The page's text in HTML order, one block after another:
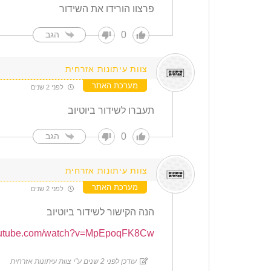
פרצוו הורידו את השידור
0 הגב
צוות עיתונות אזרחית
מערכת האתר לפני 2 שנים
תעברו לשידור ביוטיוב
0 הגב
צוות עיתונות אזרחית
מערכת האתר לפני 2 שנים
הנה הקישור לשידור ביוטיוב
watch?v=MpEpoqFK8Cw
עודכן לפני 2 שנים ע"י צוות עיתונות אזרחית